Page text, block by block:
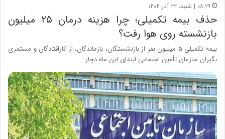
۰۸:۲۹ | شنبه، ۲۲ آذر ۱۴۰۴
حذف بیمه تکمیلی؛ چرا هزینه درمان ۲۵ میلیون
بازنشسته روی هوا رفت؟
بیمه تکمیلی ۵ میلیون نفر از بازنشستگان، بازماندگان، از کارافتادگان و مستمری
بگیران سازمان تأمین اجتماعی ابتدای این ماه دچار…